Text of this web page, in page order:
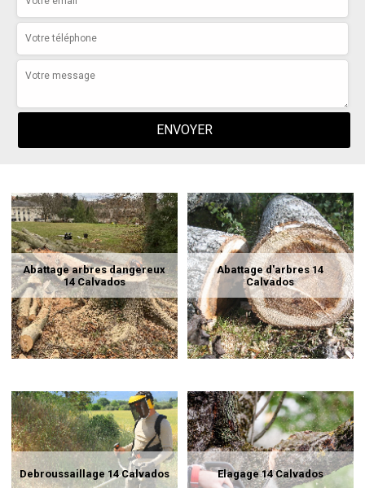
Abattage arbres dangereux
14 Calvados
Abattage d'arbres 14
Calvados
Debroussaillage 14 Calvados Elagage 14 Calvados